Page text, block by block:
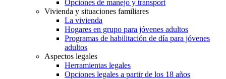
Opciones de manejo y transport
Vivienda y situaciones familiares
La vivienda
Hogares en grupo para jóvenes adultos
Programas de habilitación de día para jóvenes
adultos
Aspectos legales
Herramientas legales
Opciones legales a partir de los 18 años